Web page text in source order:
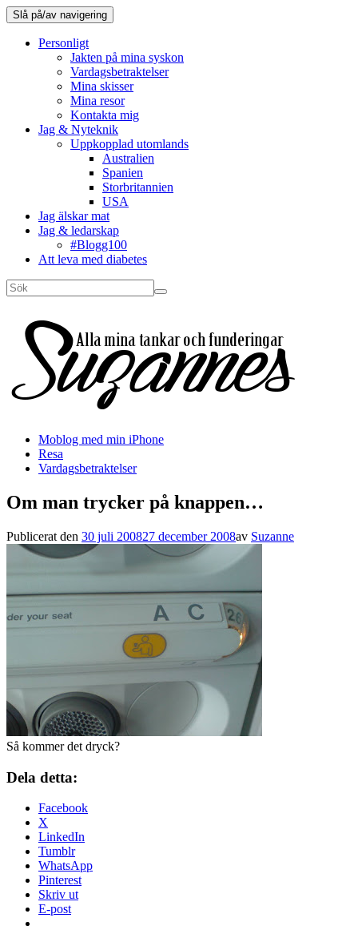
Slå på/av navigering
Personligt
Jakten på mina syskon
Vardagsbetraktelser
Mina skisser
Mina resor
Kontakta mig
Jag & Nyteknik
Uppkopplad utomlands
Australien
Spanien
Storbritannien
USA
Jag älskar mat
Jag & ledarskap
#Blogg100
Att leva med diabetes
Moblog med min iPhone
Resa
Vardagsbetraktelser
Om man trycker på knappen…
Publicerat den 30 juli 200827 december 2008av Suzanne
Så kommer det dryck?
Dela detta:
Facebook
X
LinkedIn
Tumblr
WhatsApp
Pinterest
Skriv ut
E-post